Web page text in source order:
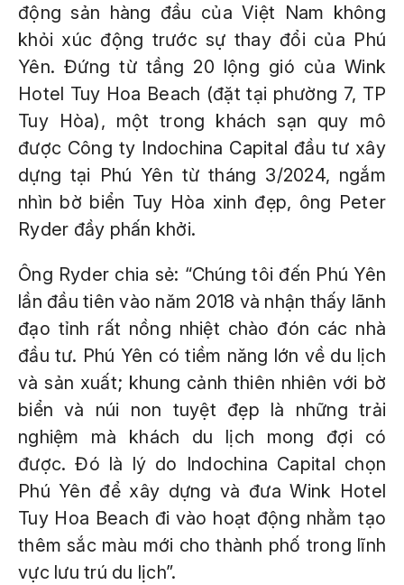
động sản hàng đầu của Việt Nam không
khỏi xúc động trước sự thay đổi của Phú
Yên. Đứng từ tầng 20 lộng gió của Wink
Hotel Tuy Hoa Beach (đặt tại phường 7, TP
Tuy Hòa), một trong khách sạn quy mô
được Công ty Indochina Capital đầu tư xây
dựng tại Phú Yên từ tháng 3/2024, ngắm
nhìn bờ biển Tuy Hòa xinh đẹp, ông Peter
Ryder đầy phấn khởi.
Ông Ryder chia sẻ: “Chúng tôi đến Phú Yên
lần đầu tiên vào năm 2018 và nhận thấy lãnh
đạo tỉnh rất nồng nhiệt chào đón các nhà
đầu tư. Phú Yên có tiềm năng lớn về du lịch
và sản xuất; khung cảnh thiên nhiên với bờ
biển và núi non tuyệt đẹp là những trải
nghiệm mà khách du lịch mong đợi có
được. Đó là lý do Indochina Capital chọn
Phú Yên để xây dựng và đưa Wink Hotel
Tuy Hoa Beach đi vào hoạt động nhằm tạo
thêm sắc màu mới cho thành phố trong lĩnh
vực lưu trú du lịch”.